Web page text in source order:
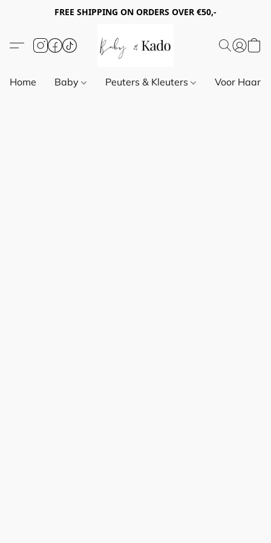
FREE SHIPPING ON ORDERS OVER €50,-
Home Baby Peuters & Kleuters Voor Haar